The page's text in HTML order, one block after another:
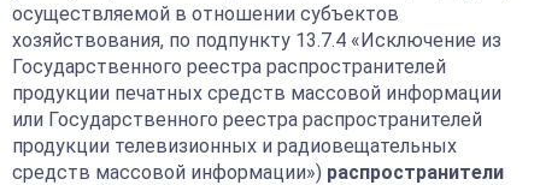
осуществляемой в отношении субъектов
хозяйствования, по подпункту 13.7.4 «Исключение из
Государственного реестра распространителей
продукции печатных средств массовой информации
или Государственного реестра распространителей
продукции телевизионных и радиовещательных
средств массовой информации») распространители